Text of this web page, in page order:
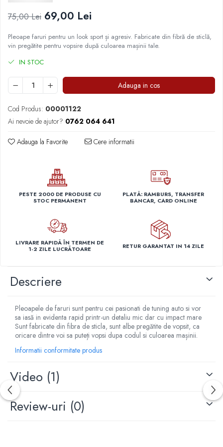
Capace r14 Opel
Capace r14 Seat
Capace r14 Skoda
Capace r14 Toyota
Capace r14 VW
Capace r15 Alfa Romeo
Capace r15 Audi
Capace r15 BMW
Capace r15 Citroen
Capace r15 Dacia
Capace r15 Daewo
Capace r15 Hyundai
Capace r15 Kia
Capace r15 Mazda
Capace r15 Nissan
Capace r15 Peugeot
Capace r15 Seat
Capace r15 Skoda
Capace r15 Suv 4x4
Capace r15 Volvo
Capace r15 VW
Capace roti marimea 16'
Capace r16 Alfa Romeo
75,00 Lei 69,00 Lei
Pleoape faruri pentru un look sport și agresiv. Fabricate din fibră de sticlă,
vin pregătite pentru vopsire după culoarea mașinii tale.
IN STOC
Adauga in cos
Cod Produs: 00001122
Ai nevoie de ajutor? 0762 064 641
Adauga la Favorite Cere informatii
PESTE 2000 DE PRODUSE CU
STOC PERMANENT
PLATĂ: RAMBURS, TRANSFER
BANCAR, CARD ONLINE
LIVRARE RAPIDĂ ÎN TERMEN DE
1-2 ZILE LUCRĂTOARE
RETUR GARANTAT IN 14 ZILE
Descriere
Pleoapele de faruri sunt pentru cei pasionati de tuning auto si vor
sa iasă in evidenta rapid printr-un detaliu mic dar cu impact mare
Sunt fabricate din fibra de sticla, sunt albe pregătite de vopsit, ca
oricare dintre voi sa puteți vopsi dupa codul si culoarea mașinii.
Informatii conformitate produs
Video (1)
Review-uri (0)